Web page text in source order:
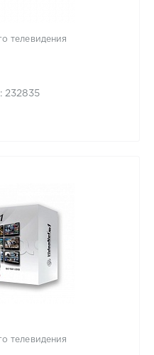
телевидения
232835
телевидения